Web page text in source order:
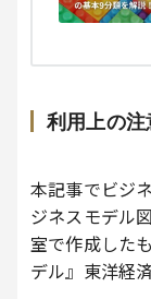
利用上の注
本記事でビジ
ジネスモデル
室で作成した
デル』東洋経